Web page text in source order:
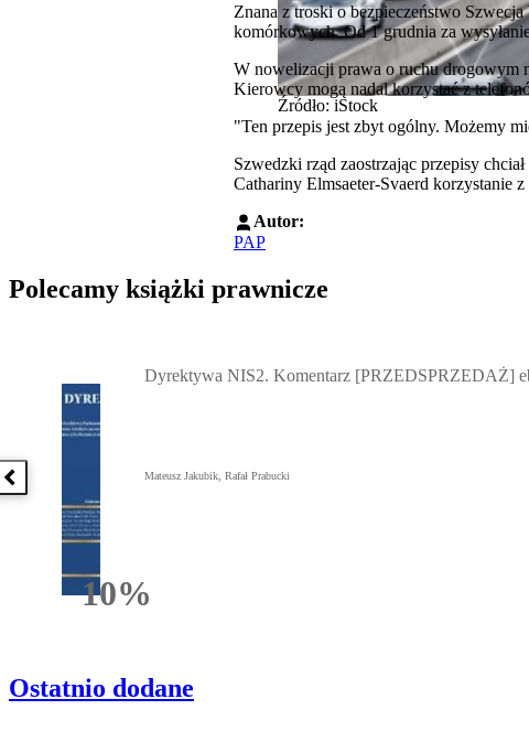
Źródło: iStock
Znana z troski o bezpieczeństwo
komórkowych. Od 1 grudnia za
W nowelizacji prawa o ruchu drogowym
Kierowcy mogą nadal korzystać z
"Ten przepis jest zbyt ogólny. Możemy
Szwedzki rząd zaostrzając przepisy
Cathariny Elmsaeter-Svaerd korzystanie
Autor:
PAP
Polecamy książki prawnicze
Poprzednia książka
10%Rabatu
Dyrektywa NIS2. Komentarz [PRZEDSPRZEDAŻ]
Mateusz Jakubik, Rafał Prabucki
Ostatnio dodane